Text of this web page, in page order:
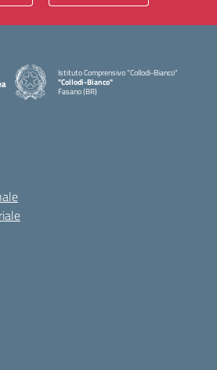
Istituto Comprensivo "Collodi-Bianco"
"Collodi-Bianco"
Fasano (BR)